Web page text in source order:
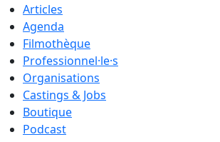
Articles
Agenda
Filmothèque
Professionnel·le·s
Organisations
Castings & Jobs
Boutique
Podcast